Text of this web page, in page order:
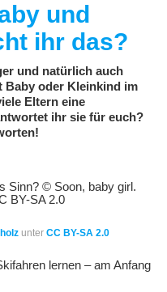
und
ihr das?
und natürlich auch
Baby oder Kleinkind im
Eltern eine
ihr sie für euch?
unterCC BY-SA 2.0
lernen – am Anfang